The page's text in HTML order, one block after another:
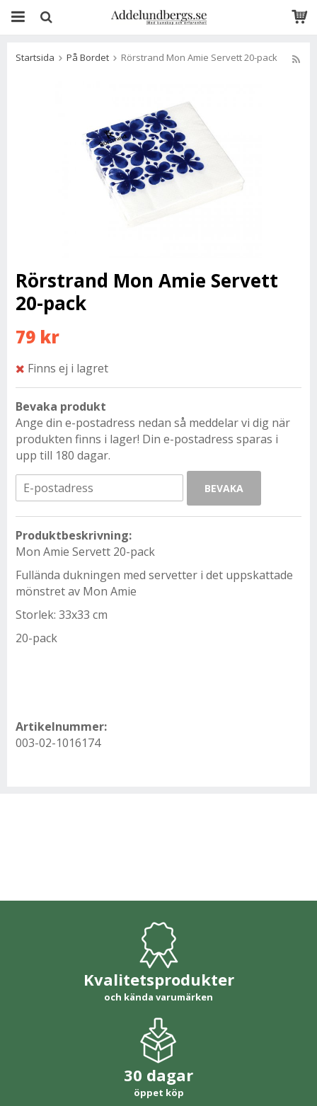
Startsida På Bordet Rörstrand Mon Amie Servett 20-pack
Rörstrand Mon Amie Servett
20-pack
79 kr
Finns ej i lagret
Bevaka produkt
Ange din e-postadress nedan så meddelar vi dig när
produkten finns i lager! Din e-postadress sparas i
upp till 180 dagar.
BEVAKA
Produktbeskrivning:
Mon Amie Servett 20-pack
Fullända dukningen med servetter i det uppskattade
mönstret av Mon Amie
Storlek: 33x33 cm
20-pack
Artikelnummer:
003-02-1016174
Kvalitetsprodukter
och kända varumärken
30 dagar
öppet köp